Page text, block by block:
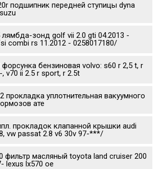
подшипник передней ступицы dyna
лямбда-зонд golf vii 2.0 gti 04.2013 -
combi rs 11.2012 - 0258017180/
форсунка бензиновая volvo: s60 r 2,5 t, r
v70 ii 2.5 r sport, r 2.5t
прокладка уплотнительная вакуумного
ате
прокладок клапанной крышки audi
vw passat 2.8 v6 30v 97-***/
фильтр масляный toyota land cruiser 200
lexus lx570 oe